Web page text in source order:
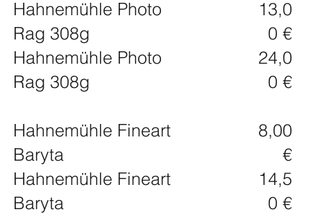
Hahnemühle Photo
Rag 308g
Hahnemühle Photo
Rag 308g
Hahnemühle Fineart
Baryta
Hahnemühle Fineart
Baryta
13,0
0 €
24,0
0 €
8,00
€
14,5
0 €